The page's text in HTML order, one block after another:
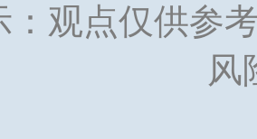
：观点仅供参
风